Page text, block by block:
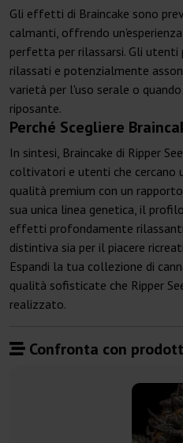
Gli effetti di Braincake sono
calmanti, offrendo
perfetta per rilassarsi. Gli
rilassati e potenzialmente
varietà per l'uso serale o
riposante.
Perché Scegliere
In sintesi, Braincake di Ripper
coltivatori e utenti che cercano
qualità premium con un
sua unica linea genetica, il
effetti profondamente
distintiva sia per il piacere
Espandi la tua collezione di
qualità sofisticate che Ripper
realizzato.
Confronta con